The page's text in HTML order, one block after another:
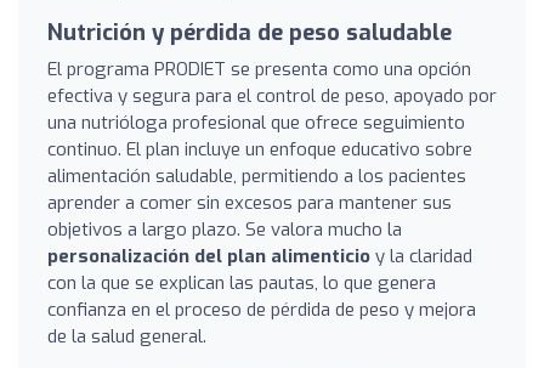
Nutrición y pérdida de peso saludable
El programa PRODIET se presenta como una opción
efectiva y segura para el control de peso, apoyado por
una nutrióloga profesional que ofrece seguimiento
continuo. El plan incluye un enfoque educativo sobre
alimentación saludable, permitiendo a los pacientes
aprender a comer sin excesos para mantener sus
objetivos a largo plazo. Se valora mucho la
personalización del plan alimenticio y la claridad
con la que se explican las pautas, lo que genera
confianza en el proceso de pérdida de peso y mejora
de la salud general.